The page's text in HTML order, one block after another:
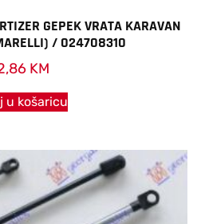
GEPEK VRATA KARAVAN
/ 024708310
KM
u košaricu